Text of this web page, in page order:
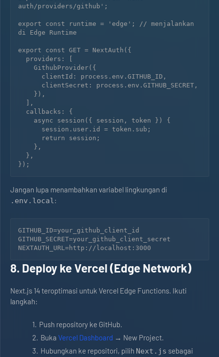
auth/providers/github';
export const runtime = 'edge'; // menjalankan
di Edge Runtime
export const GET = NextAuth({
Jangan lupa menambahkan variabel lingkungan di
.env.local:
GITHUB_ID=your_github_client_id
GITHUB_SECRET=your_github_client_secret
8. Deploy ke Vercel (Edge Network)
Next.js 14 teroptimasi untuk Vercel Edge Functions. Ikuti
langkah:
Push repository ke GitHub.
Buka Vercel Dashboard → New Project.
Hubungkan ke repositori, pilih Next.js sebagai